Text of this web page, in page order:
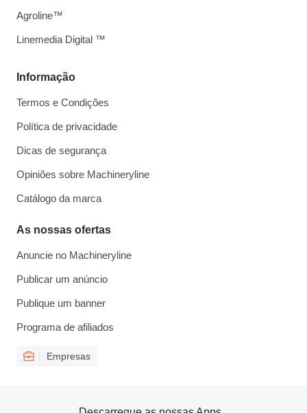
Informação
Termos e Condições
Política de privacidade
Dicas de segurança
Opiniões sobre Machineryline
Catálogo da marca
As nossas ofertas
Anuncie no Machineryline
Publicar um anúncio
Publique um banner
Programa de afiliados
Empresas
Agroline™
Linemedia Digital ™